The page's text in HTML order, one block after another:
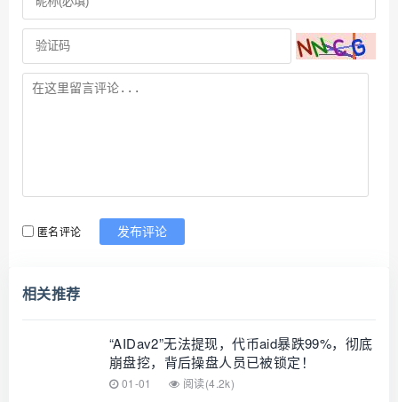
匿名评论 发布评论
相关推荐
“AIDav2”无法提现，代币aid暴跌99%，彻底
崩盘挖，背后操盘人员已被锁定！
01-01 阅读(4.2k)